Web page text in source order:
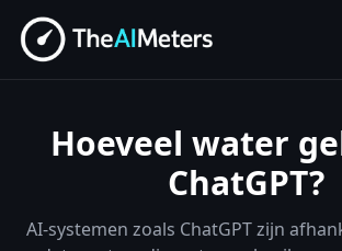
Hoeveel water
ChatGPT?
AI-systemen zoals ChatGPT zijn